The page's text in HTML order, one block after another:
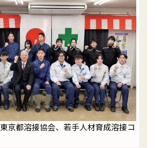
京都溶接協会、若手人材育成溶接コ